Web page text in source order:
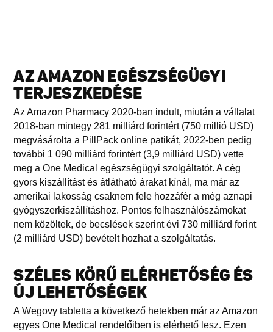
AZ AMAZON EGÉSZSÉGÜGYI
TERJESZKEDÉSE
Az Amazon Pharmacy 2020-ban indult, miután a vállalat
2018-ban mintegy 281 milliárd forintért (750 millió USD)
megvásárolta a PillPack online patikát, 2022-ben pedig
további 1 090 milliárd forintért (3,9 milliárd USD) vette
meg a One Medical egészségügyi szolgáltatót. A cég
gyors kiszállítást és átlátható árakat kínál, ma már az
amerikai lakosság csaknem fele hozzáfér a még aznapi
gyógyszerkiszállításhoz. Pontos felhasználószámokat
nem közöltek, de becslések szerint évi 730 milliárd forint
(2 milliárd USD) bevételt hozhat a szolgáltatás.
SZÉLES KÖRŰ ELÉRHETŐSÉG ÉS
ÚJ LEHETŐSÉGEK
A Wegovy tabletta a következő hetekben már az Amazon
egyes One Medical rendelőiben is elérhető lesz. Ezen